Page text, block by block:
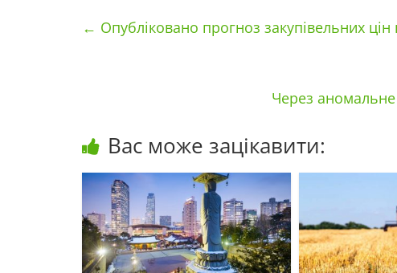
← Опубліковано прогноз закупівельних
Через аномальне
Вас може зацікавити: